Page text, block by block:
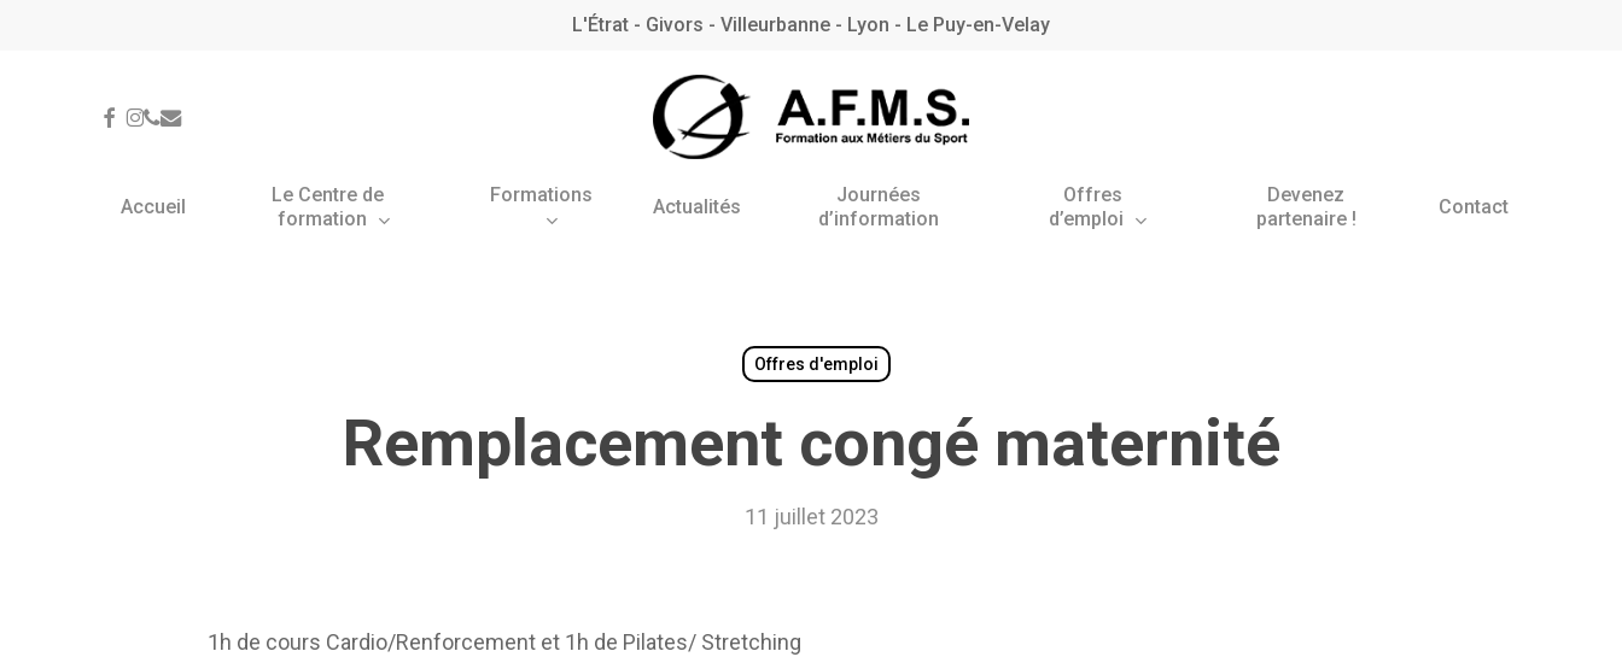
L'Étrat - Givors - Villeurbanne - Lyon - Le Puy-en-Velay
facebook
instagram
phone
email
Accueil
Le Centre de
formation
Formations
– Rhône
BPJEPS AAN
Actualités
Journées
d’information
Offres
d’emploi
Devenez
partenaire !
Contact
Offres d'emploi
Remplacement congé maternité
11 juillet 2023
1h de cours Cardio/Renforcement et 1h de Pilates/ Stretching